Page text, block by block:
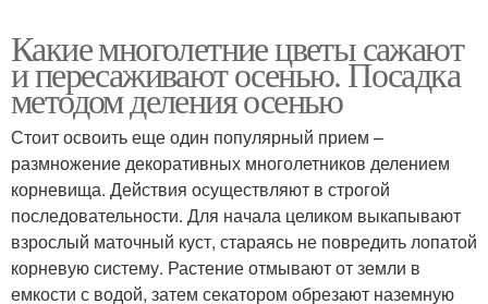
Какие многолетние цветы сажают
и пересаживают осенью. Посадка
методом деления осенью
Стоит освоить еще один популярный прием –
размножение декоративных многолетников делением
корневища. Действия осуществляют в строгой
последовательности. Для начала целиком выкапывают
взрослый маточный куст, стараясь не повредить лопатой
корневую систему. Растение отмывают от земли в
емкости с водой, затем секатором обрезают наземную